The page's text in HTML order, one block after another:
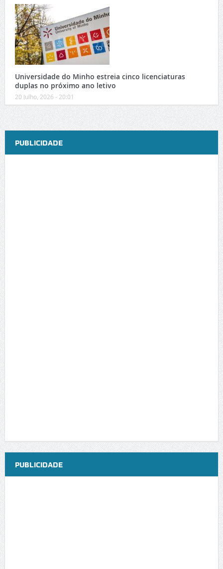
Universidade do Minho estreia cinco licenciaturas
duplas no próximo ano letivo
20 Julho, 2026 - 20:01
PUBLICIDADE
PUBLICIDADE